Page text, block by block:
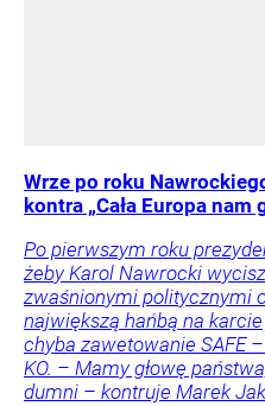
Wrze po roku
kontra „Cała Europa nam
Po pierwszym roku
żeby Karol Nawrocki
zwaśnionymi politycznymi
największą hańbą na
chyba zawetowanie SAFE
KO. – Mamy głowę
dumni – kontruje Marek